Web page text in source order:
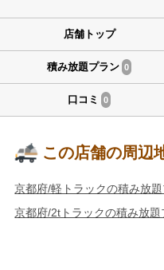
店舗トップ
積み放題プラン 0
口コミ 0
この店舗の周辺
京都府/軽トラックの積み放
京都府/2tトラックの積み放題